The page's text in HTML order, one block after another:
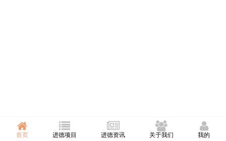
首页 进德项目 进德资讯 关于我们 我的